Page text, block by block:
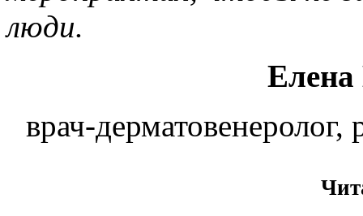
люди.
врач-